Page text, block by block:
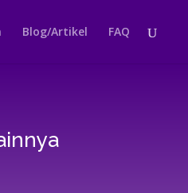
Blog/Artikel FAQ